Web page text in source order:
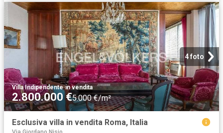
4 foto
Villa Indipendente·in vendita
2.800.000 €5.000 €/m²
Esclusiva villa in vendita Roma, Italia